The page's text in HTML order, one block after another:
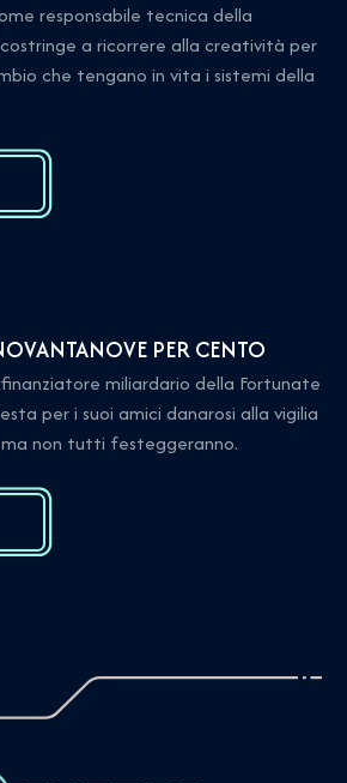
responsabile tecnica della
a ricorrere alla creatività per
che tengano in vita i sistemi della
PER CENTO
miliardario della Fortunate
per i suoi amici danarosi alla vigilia
ma non tutti festeggeranno.